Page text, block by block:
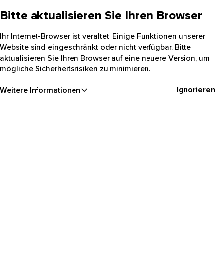
Bitte aktualisieren Sie Ihren Browser
Ihr Internet-Browser ist veraltet. Einige Funktionen unserer
Website sind eingeschränkt oder nicht verfügbar. Bitte
aktualisieren Sie Ihren Browser auf eine neuere Version, um
mögliche Sicherheitsrisiken zu minimieren.
Weitere Informationen Ignorieren